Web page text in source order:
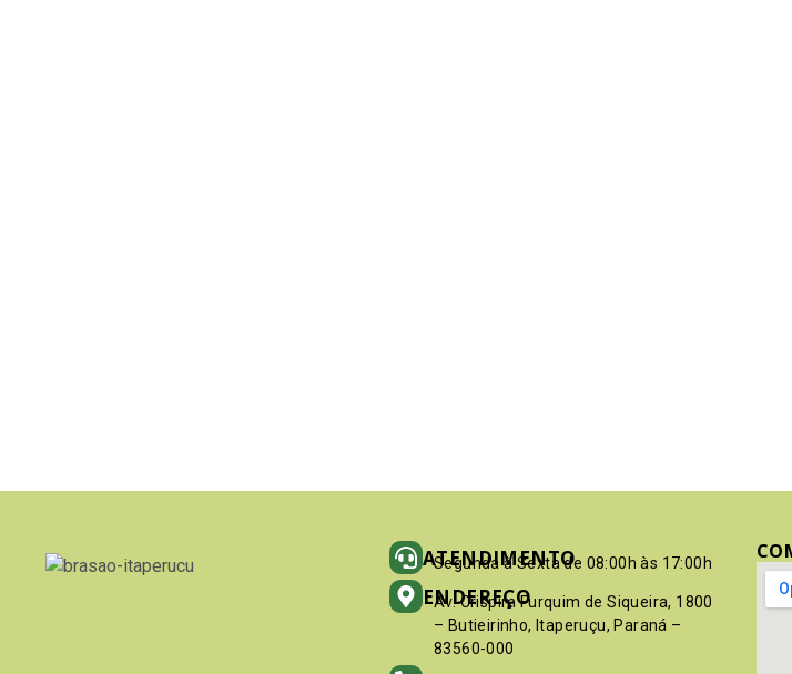
ATENDIMENTO
Segunda à Sexta de 08:00h às 17:00h
ENDEREÇO
Av. Crispim Furquim de Siqueira, 1800
– Butieirinho, Itaperuçu, Paraná –
83560-000